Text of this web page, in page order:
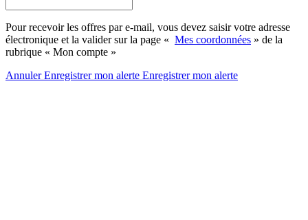
Pour recevoir les offres par e-mail, vous devez saisir votre adresse
électronique et la valider sur la page « Mes coordonnées » de la
rubrique « Mon compte »
AnnulerEnregistrer mon alerte Enregistrermon alerte